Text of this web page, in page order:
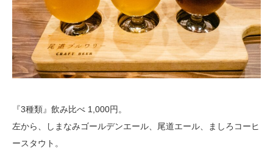
『3種類』飲み比べ 1,000円。
左から、しまなみゴールデンエール、尾道エール、ましろコーヒ
ースタウト。